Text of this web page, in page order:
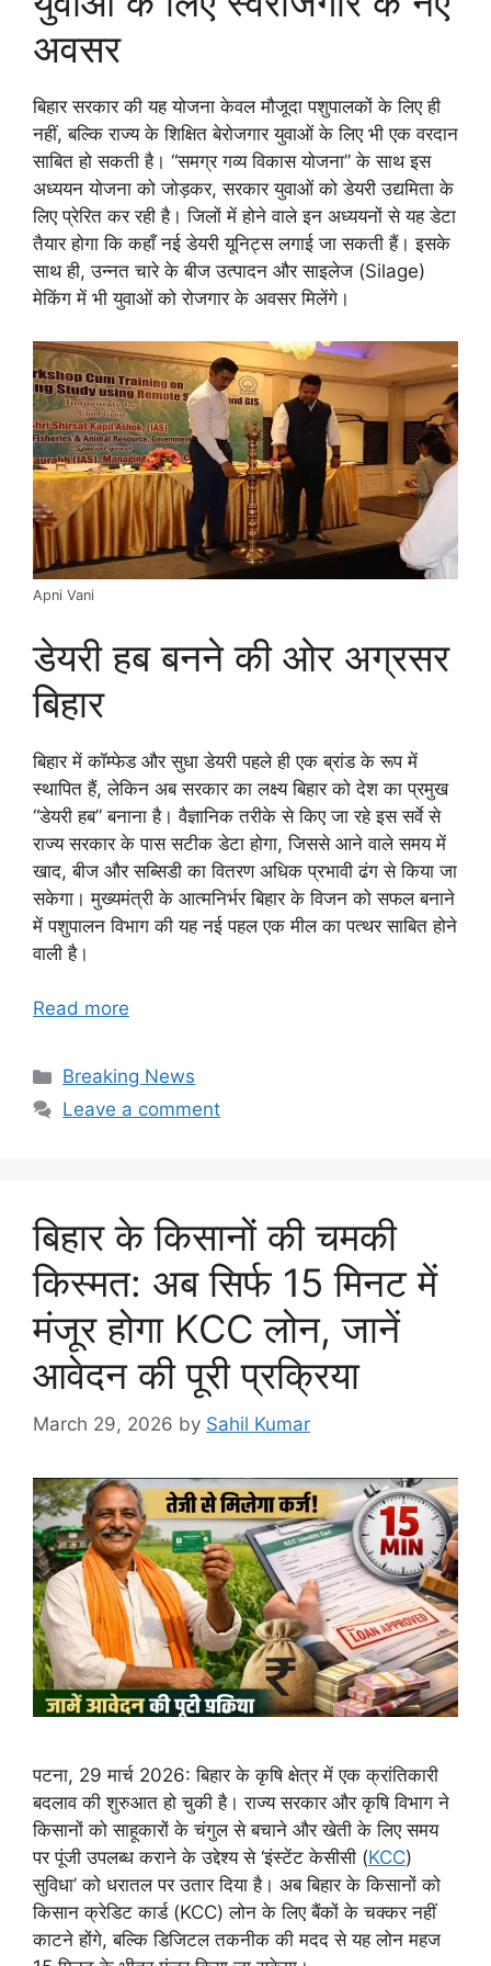
अवसर
बिहार सरकार की यह योजना केवल मौजूदा पशुपालकों के लिए ही
नहीं, बल्कि राज्य के शिक्षित बेरोजगार युवाओं के लिए भी एक वरदान
साबित हो सकती है। “समग्र गव्य विकास योजना” के साथ इस
अध्ययन योजना को जोड़कर, सरकार युवाओं को डेयरी उद्यमिता के
लिए प्रेरित कर रही है। जिलों में होने वाले इन अध्ययनों से यह डेटा
तैयार होगा कि कहाँ नई डेयरी यूनिट्स लगाई जा सकती हैं। इसके
साथ ही, उन्नत चारे के बीज उत्पादन और साइलेज (Silage)
मेकिंग में भी युवाओं को रोजगार के अवसर मिलेंगे।
Apni Vani
डेयरी हब बनने की ओर अग्रसर
बिहार
बिहार में कॉम्फेड और सुधा डेयरी पहले ही एक ब्रांड के रूप में
स्थापित हैं, लेकिन अब सरकार का लक्ष्य बिहार को देश का प्रमुख
“डेयरी हब” बनाना है। वैज्ञानिक तरीके से किए जा रहे इस सर्वे से
राज्य सरकार के पास सटीक डेटा होगा, जिससे आने वाले समय में
खाद, बीज और सब्सिडी का वितरण अधिक प्रभावी ढंग से किया जा
सकेगा। मुख्यमंत्री के आत्मनिर्भर बिहार के विजन को सफल बनाने
में पशुपालन विभाग की यह नई पहल एक मील का पत्थर साबित होने
वाली है।
Read more
Categories
Breaking News
Leave a comment
बिहार के किसानों की चमकी
किस्मत: अब सिर्फ 15 मिनट में
मंजूर होगा KCC लोन, जानें
आवेदन की पूरी प्रक्रिया
March 29, 2026 by Sahil Kumar
पटना, 29 मार्च 2026: बिहार के कृषि क्षेत्र में एक क्रांतिकारी
बदलाव की शुरुआत हो चुकी है। राज्य सरकार और कृषि विभाग ने
किसानों को साहूकारों के चंगुल से बचाने और खेती के लिए समय
पर पूंजी उपलब्ध कराने के उद्देश्य से ‘इंस्टेंट केसीसी (KCC)
सुविधा’ को धरातल पर उतार दिया है। अब बिहार के किसानों को
किसान क्रेडिट कार्ड (KCC) लोन के लिए बैंकों के चक्कर नहीं
काटने होंगे, बल्कि डिजिटल तकनीक की मदद से यह लोन महज